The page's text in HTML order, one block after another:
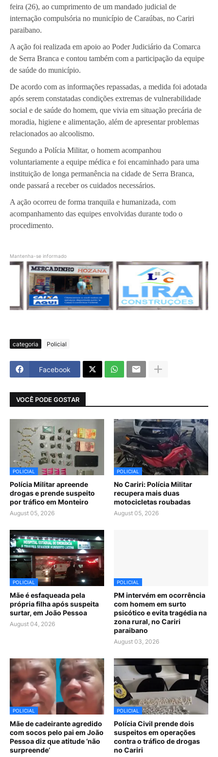
feira (26), ao cumprimento de um mandado judicial de
internação compulsória no município de Caraúbas, no Cariri
paraibano.
A ação foi realizada em apoio ao Poder Judiciário da Comarca
de Serra Branca e contou também com a participação da equipe
de saúde do município.
De acordo com as informações repassadas, a medida foi adotada
após serem constatadas condições extremas de vulnerabilidade
social e de saúde do homem, que vivia em situação precária de
moradia, higiene e alimentação, além de apresentar problemas
relacionados ao alcoolismo.
Segundo a Polícia Militar, o homem acompanhou
voluntariamente a equipe médica e foi encaminhado para uma
instituição de longa permanência na cidade de Serra Branca,
onde passará a receber os cuidados necessários.
A ação ocorreu de forma tranquila e humanizada, com
acompanhamento das equipes envolvidas durante todo o
procedimento.
Mantenha-se informado
categoria Policial
Facebook
VOCÊ PODE GOSTAR
POLICIAL
Polícia Militar apreende
drogas e prende suspeito
por tráfico em Monteiro
August 05, 2026
POLICIAL
No Cariri: Polícia Militar
recupera mais duas
motocicletas roubadas
August 05, 2026
POLICIAL
Mãe é esfaqueada pela
própria filha após suspeita
surtar, em João Pessoa
August 04, 2026
POLICIAL
PM intervém em ocorrência
com homem em surto
psicótico e evita tragédia na
zona rural, no Cariri
paraibano
August 03, 2026
POLICIAL
Mãe de cadeirante agredido
com socos pelo pai em João
Pessoa diz que atitude ‘não
surpreende’
POLICIAL
Polícia Civil prende dois
suspeitos em operações
contra o tráfico de drogas
no Cariri